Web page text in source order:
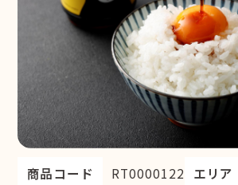
商品コード RT0000122 エリア